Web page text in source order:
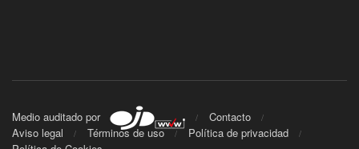
Medio auditado por
Contacto
Aviso legal
Términos de uso
Política de privacidad